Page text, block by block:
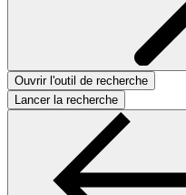
Ouvrir l'outil de recherche
Lancer la recherche